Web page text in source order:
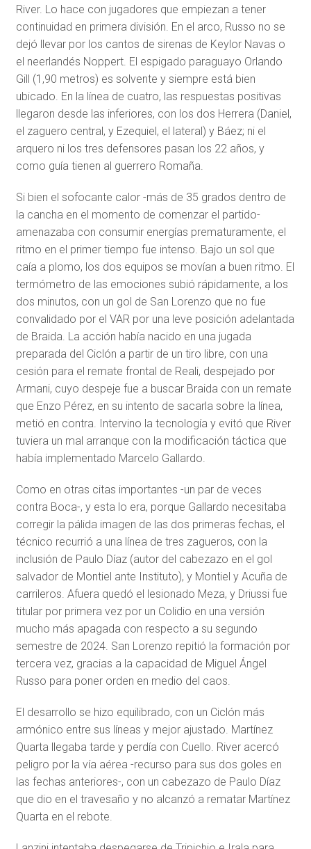
River. Lo hace con jugadores que empiezan a tener
continuidad en primera división. En el arco, Russo no se
dejó llevar por los cantos de sirenas de Keylor Navas o
el neerlandés Noppert. El espigado paraguayo Orlando
Gill (1,90 metros) es solvente y siempre está bien
ubicado. En la línea de cuatro, las respuestas positivas
llegaron desde las inferiores, con los dos Herrera (Daniel,
el zaguero central, y Ezequiel, el lateral) y Báez; ni el
arquero ni los tres defensores pasan los 22 años, y
como guía tienen al guerrero Romaña.
Si bien el sofocante calor -más de 35 grados dentro de
la cancha en el momento de comenzar el partido-
amenazaba con consumir energías prematuramente, el
ritmo en el primer tiempo fue intenso. Bajo un sol que
caía a plomo, los dos equipos se movían a buen ritmo. El
termómetro de las emociones subió rápidamente, a los
dos minutos, con un gol de San Lorenzo que no fue
convalidado por el VAR por una leve posición adelantada
de Braida. La acción había nacido en una jugada
preparada del Ciclón a partir de un tiro libre, con una
cesión para el remate frontal de Reali, despejado por
Armani, cuyo despeje fue a buscar Braida con un remate
que Enzo Pérez, en su intento de sacarla sobre la línea,
metió en contra. Intervino la tecnología y evitó que River
tuviera un mal arranque con la modificación táctica que
había implementado Marcelo Gallardo.
Como en otras citas importantes -un par de veces
contra Boca-, y esta lo era, porque Gallardo necesitaba
corregir la pálida imagen de las dos primeras fechas, el
técnico recurrió a una línea de tres zagueros, con la
inclusión de Paulo Díaz (autor del cabezazo en el gol
salvador de Montiel ante Instituto), y Montiel y Acuña de
carrileros. Afuera quedó el lesionado Meza, y Driussi fue
titular por primera vez por un Colidio en una versión
mucho más apagada con respecto a su segundo
semestre de 2024. San Lorenzo repitió la formación por
tercera vez, gracias a la capacidad de Miguel Ángel
Russo para poner orden en medio del caos.
El desarrollo se hizo equilibrado, con un Ciclón más
armónico entre sus líneas y mejor ajustado. Martínez
Quarta llegaba tarde y perdía con Cuello. River acercó
peligro por la vía aérea -recurso para sus dos goles en
las fechas anteriores-, con un cabezazo de Paulo Díaz
que dio en el travesaño y no alcanzó a rematar Martínez
Quarta en el rebote.